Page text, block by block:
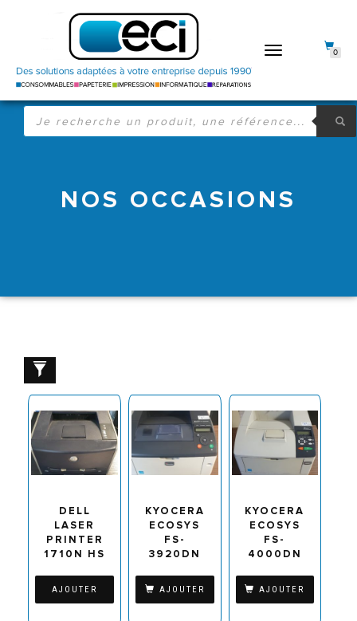
DÉPLIER
RECHERCHE
PRODUITS
0
NOS OCCASIONS
DELL
LASER
PRINTER
1710N HS
AJOUTER
KYOCERA
ECOSYS
FS-
3920DN
AJOUTER
KYOCERA
ECOSYS
FS-
4000DN
AJOUTER